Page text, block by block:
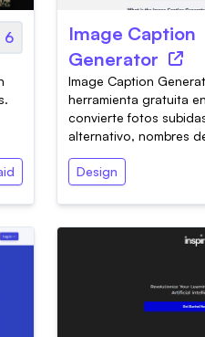
6
Image Caption
Generator
Image Caption
herramienta gratuita
convierte fotos
alternativo, nombres
Design